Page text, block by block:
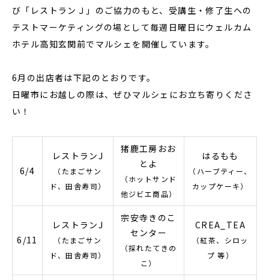
び「レストランＪ」のご協力のもと、受講生・修了生への
テストマーケティングの場として毎週日曜日にウェルカム
ホテル高知玄関前でマルシェを開催しています。
6月の出店者は下記のとおりです。
日曜市にお越しの際は、ぜひマルシェにお立ち寄りくださ
い！
6/4
レストランJ
（たまごサン
ド、田舎寿司）
猪鹿工房おお
とよ
（ホットサンド
他ジビエ商品）
はるもも
（ハーブティー、
カップケーキ）
6/11
レストランJ
（たまごサン
ド、田舎寿司）
宗安寺きのこ
センター
（採れたてきの
こ）
CREA_TEA
（紅茶、シロッ
プ 等）